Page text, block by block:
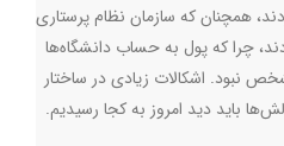
همچنان که سازمان نظام پرستاری
چرا که پول به حساب دانشگاه‌ها
نبود. اشکالات زیادی در ساختار
باید دید امروز به کجا رسیدیم.